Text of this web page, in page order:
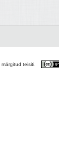
teisiti.